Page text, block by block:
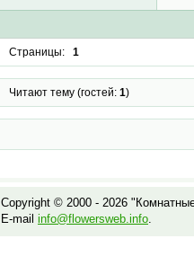
Страницы: 1
Читают тему (гостей: 1)
Copyright © 2000 - 2026
E-mail info@flowersweb.info.